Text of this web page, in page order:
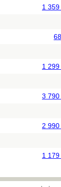
1
1
3 790
2 990
1